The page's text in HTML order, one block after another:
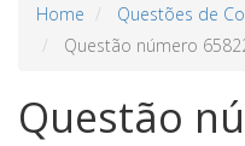
Home
Questões de
Questão número
Questão